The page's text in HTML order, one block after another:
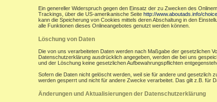
Ein genereller Widerspruch gegen den Einsatz der zu Zwecken des
Trackings, über die US-amerikanische Seite http://www.aboutads.info/
kann die Speicherung von Cookies mittels deren Abschaltung in den
alle Funktionen dieses Onlineangebotes genutzt werden können.
Löschung von Daten
Die von uns verarbeiteten Daten werden nach Maßgabe der gesetzlichen
Datenschutzerklärung ausdrücklich angegeben, werden die bei uns
und der Löschung keine gesetzlichen Aufbewahrungspflichten
Sofern die Daten nicht gelöscht werden, weil sie für andere und gesetzlich
werden gesperrt und nicht für andere Zwecke verarbeitet. Das gilt z.B. für
Änderungen und Aktualisierungen der Datenschutzerklärung